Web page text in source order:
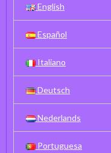
English
Español
Italiano
Deutsch
Nederlands
Portuguesa